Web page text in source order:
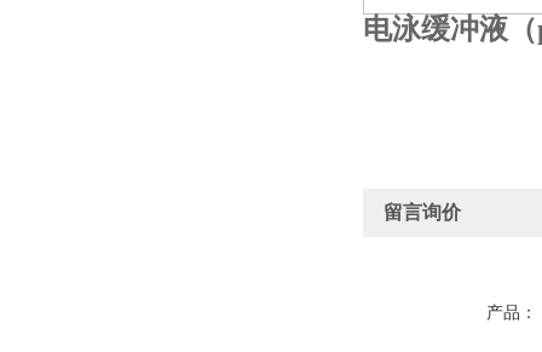
电泳缓冲液（
留言询价
产品：